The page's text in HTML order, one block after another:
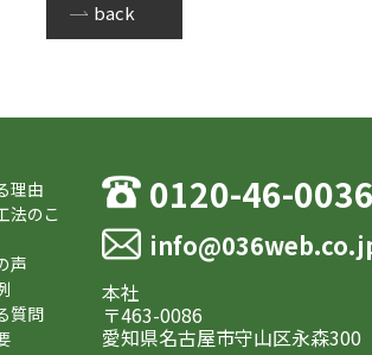
back
理由
法のこ
声
質問
0120-46-0036
本社
〒463-0086
愛知県名古屋市守山区永森300